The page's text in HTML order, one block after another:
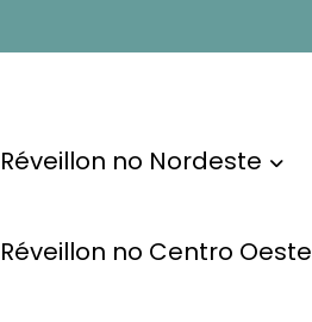
Réveillon no Nordeste
Réveillon no Centro Oeste